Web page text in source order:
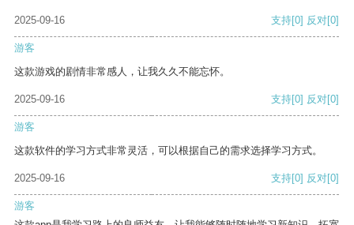
2025-09-16 支持[0] 反对[0]
游客
这款游戏的剧情非常感人，让我久久不能忘怀。
2025-09-16 支持[0] 反对[0]
游客
这款软件的学习方式非常灵活，可以根据自己的需求选择学习方式。
2025-09-16 支持[0] 反对[0]
游客